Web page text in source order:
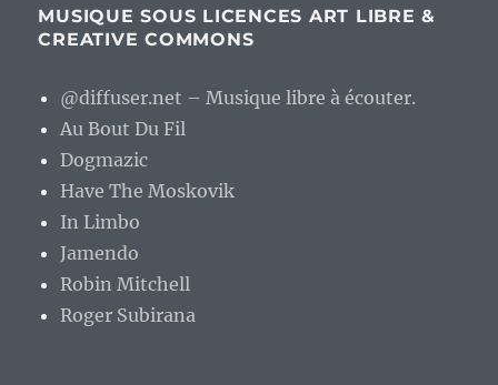
MUSIQUE SOUS LICENCES ART LIBRE &
CREATIVE COMMONS
@diffuser.net – Musique libre à écouter.
Au Bout Du Fil
Dogmazic
Have The Moskovik
In Limbo
Jamendo
Robin Mitchell
Roger Subirana